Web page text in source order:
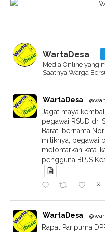
WartaDesa
Media Online yang
Saatnya Warga
WartaDesa
Jagat maya
pegawai RSUD dr.
Barat, bernama
miliknya, pegawai
melontarkan kata-
pengguna BPJS
X
WartaDesa
Rapat Paripurna